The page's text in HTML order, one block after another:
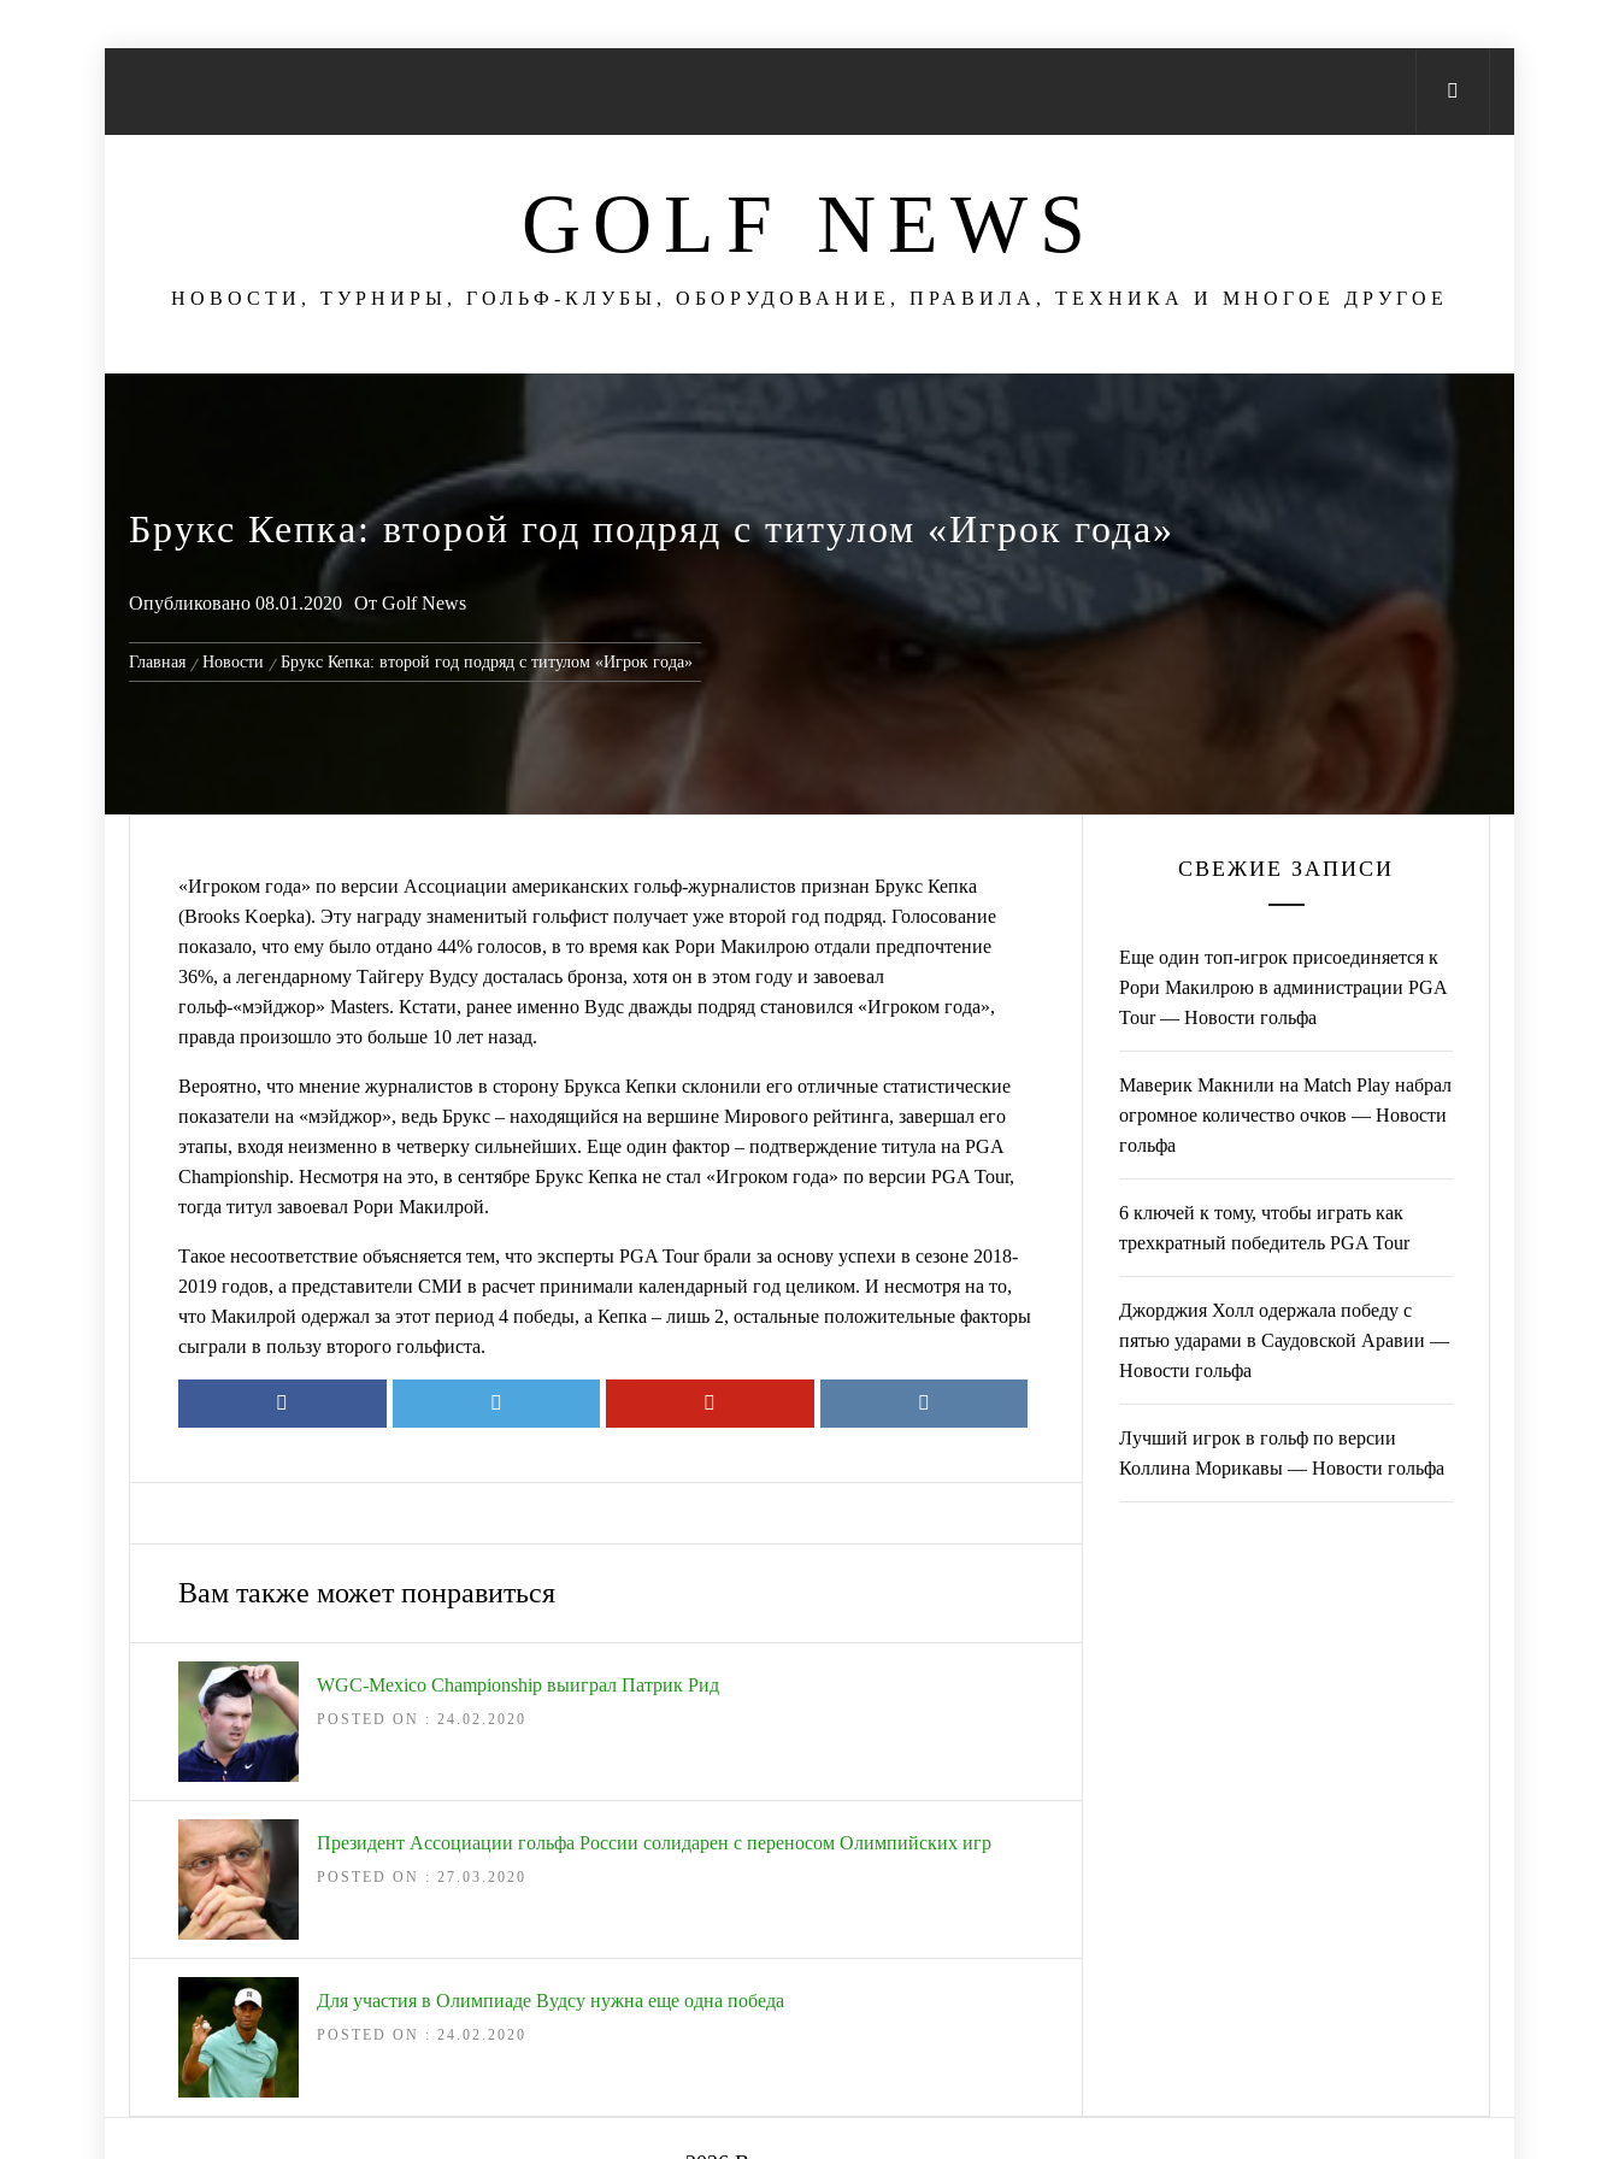
GOLF NEWS
НОВОСТИ, ТУРНИРЫ, ГОЛЬФ-КЛУБЫ, ОБОРУДОВАНИЕ, ПРАВИЛА, ТЕХНИКА И МНОГОЕ ДРУГОЕ
Брукс Кепка: второй год подряд с титулом «Игрок года»
Опубликовано 08.01.2020 От Golf News
Главная Новости Брукс Кепка: второй год подряд с титулом «Игрок года»
«Игроком года» по версии Ассоциации американских гольф-журналистов признан Брукс Кепка
(Brooks Koepka). Эту награду знаменитый гольфист получает уже второй год подряд. Голосование
показало, что ему было отдано 44% голосов, в то время как Рори Макилрою отдали предпочтение
36%, а легендарному Тайгеру Вудсу досталась бронза, хотя он в этом году и завоевал
гольф-«мэйджор» Masters. Кстати, ранее именно Вудс дважды подряд становился «Игроком года»,
правда произошло это больше 10 лет назад.
Вероятно, что мнение журналистов в сторону Брукса Кепки склонили его отличные статистические
показатели на «мэйджор», ведь Брукс – находящийся на вершине Мирового рейтинга, завершал его
этапы, входя неизменно в четверку сильнейших. Еще один фактор – подтверждение титула на PGA
Championship. Несмотря на это, в сентябре Брукс Кепка не стал «Игроком года» по версии PGA Tour,
тогда титул завоевал Рори Макилрой.
Такое несоответствие объясняется тем, что эксперты PGA Tour брали за основу успехи в сезоне 2018-
2019 годов, а представители СМИ в расчет принимали календарный год целиком. И несмотря на то,
что Макилрой одержал за этот период 4 победы, а Кепка – лишь 2, остальные положительные факторы
сыграли в пользу второго гольфиста.
Вам также может понравиться
WGC-Mexico Championship выиграл Патрик Рид
POSTED ON : 24.02.2020
Президент Ассоциации гольфа России солидарен с переносом Олимпийских игр
POSTED ON : 27.03.2020
Для участия в Олимпиаде Вудсу нужна еще одна победа
POSTED ON : 24.02.2020
СВЕЖИЕ ЗАПИСИ
Еще один топ-игрок присоединяется к
Рори Макилрою в администрации PGA
Tour — Новости гольфа
Маверик Макнили на Match Play набрал
огромное количество очков — Новости
гольфа
6 ключей к тому, чтобы играть как
трехкратный победитель PGA Tour
Джорджия Холл одержала победу с
пятью ударами в Саудовской Аравии —
Новости гольфа
Лучший игрок в гольф по версии
Коллина Морикавы — Новости гольфа